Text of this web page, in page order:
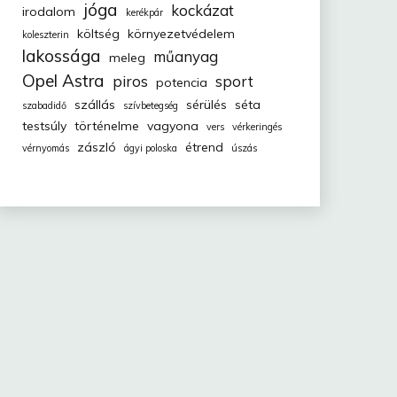
irodalom jóga kerékpár kockázat
koleszterin költség környezetvédelem
lakossága meleg műanyag
Opel Astra piros potencia sport
szabadidő szállás szívbetegség sérülés séta
testsúly történelme vagyona vers
vérkeringés
vérnyomás
zászló ágyi poloska étrend úszás